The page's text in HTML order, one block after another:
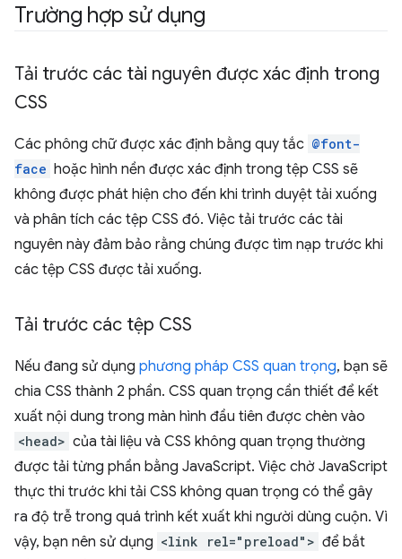
Trường hợp sử dụng
Tải trước các tài nguyên được xác định trong
CSS
Các phông chữ được xác định bằng quy tắc @font-
face hoặc hình nền được xác định trong tệp CSS sẽ
không được phát hiện cho đến khi trình duyệt tải xuống
và phân tích các tệp CSS đó. Việc tải trước các tài
nguyên này đảm bảo rằng chúng được tìm nạp trước khi
các tệp CSS được tải xuống.
Tải trước các tệp CSS
Nếu đang sử dụng phương pháp CSS quan trọng, bạn sẽ
chia CSS thành 2 phần. CSS quan trọng cần thiết để kết
xuất nội dung trong màn hình đầu tiên được chèn vào
<head> của tài liệu và CSS không quan trọng thường
được tải từng phần bằng JavaScript. Việc chờ JavaScript
thực thi trước khi tải CSS không quan trọng có thể gây
ra độ trễ trong quá trình kết xuất khi người dùng cuộn. Vì
vậy, bạn nên sử dụng <link rel="preload"> để bắt